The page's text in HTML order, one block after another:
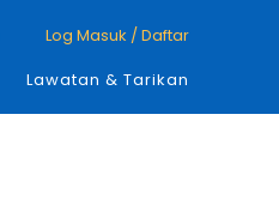
Log Masuk / Daftar
Lawatan & Tarikan